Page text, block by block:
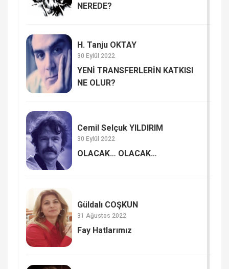
NEREDE?
H. Tanju OKTAY
30 Eylül 2022
YENİ TRANSFERLERİN KATKISI
NE OLUR?
Cemil Selçuk YILDIRIM
30 Eylül 2022
OLACAK… OLACAK…
Güldalı COŞKUN
31 Ağustos 2022
Fay Hatlarımız